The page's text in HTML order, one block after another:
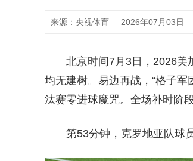
来源：央视体育 2026年07月03日
北京时间7月3日，2026美
均无建树。易边再战，“格子
汰赛零进球魔咒。全场补时阶
第53分钟，克罗地亚队球